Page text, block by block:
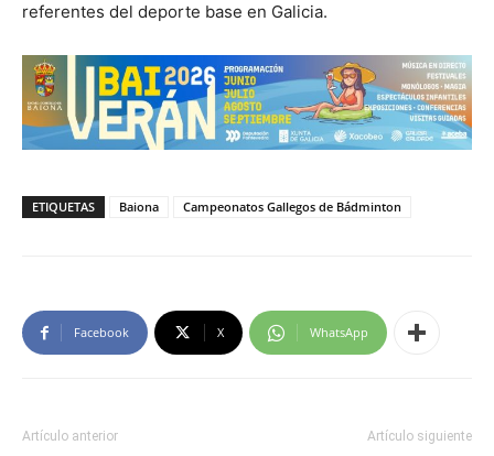
referentes del deporte base en Galicia.
ETIQUETAS Baiona Campeonatos Gallegos de Bádminton
Facebook X WhatsApp
Artículo anterior Artículo siguiente